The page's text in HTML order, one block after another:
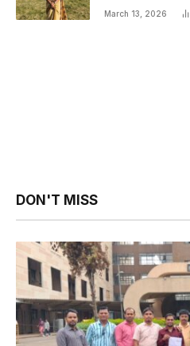
March 13, 2026
DON'T MISS